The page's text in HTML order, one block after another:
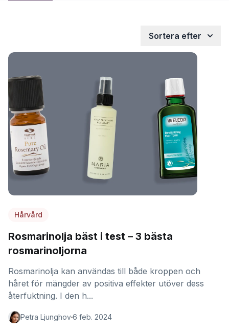
Sortera efter
Hårvård
Rosmarinolja bäst i test – 3 bästa
rosmarinoljorna
Rosmarinolja kan användas till både kroppen och
håret för mängder av positiva effekter utöver dess
återfuktning. I den h...
Petra Ljunghov6 feb. 2024